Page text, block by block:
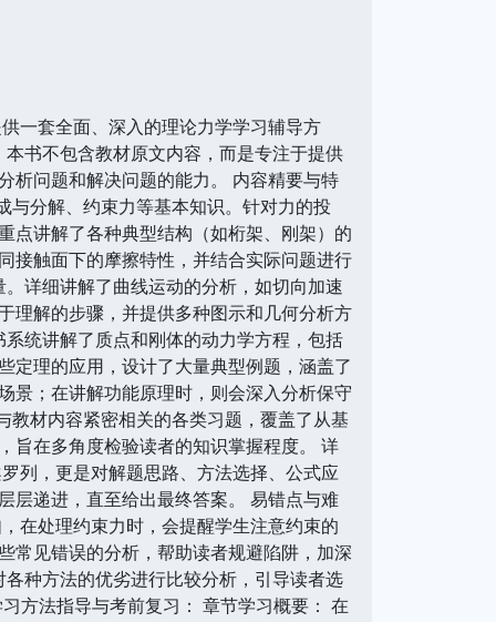
一套全面、深入的理论力学学习辅导方
书不包含教材原文内容，而是专注于提供
析问题和解决问题的能力。 内容精要与特
与分解、约束力等基本知识。针对力的投
点讲解了各种典型结构（如桁架、刚架）的
接触面下的摩擦特性，并结合实际问题进行
详细讲解了曲线运动的分析，如切向加速
理解的步骤，并提供多种图示和几何分析方
统讲解了质点和刚体的动力学方程，包括
定理的应用，设计了大量典型例题，涵盖了
景；在讲解功能原理时，则会深入分析保守
教材内容紧密相关的各类习题，覆盖了从基
旨在多角度检验读者的知识掌握程度。 详
列，更是对解题思路、方法选择、公式应
层递进，直至给出最终答案。 易错点与难
在处理约束力时，会提醒学生注意约束的
常见错误的分析，帮助读者规避陷阱，加深
种方法的优劣进行比较分析，引导读者选
方法指导与考前复习： 章节学习概要： 在